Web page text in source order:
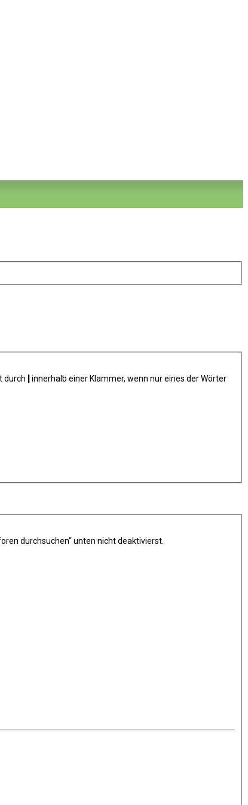
durch
innerhalb einer Klammer, wenn nur eines der Wörter
durchsuchen“ unten nicht deaktivierst.